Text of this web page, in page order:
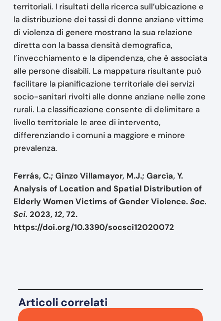
territoriali. I risultati della ricerca sull’ubicazione e
la distribuzione dei tassi di donne anziane vittime
di violenza di genere mostrano la sua relazione
diretta con la bassa densità demografica,
l’invecchiamento e la dipendenza, che è associata
alle persone disabili. La mappatura risultante può
facilitare la pianificazione territoriale dei servizi
socio-sanitari rivolti alle donne anziane nelle zone
rurali. La classificazione consente di delimitare a
livello territoriale le aree di intervento,
differenziando i comuni a maggiore e minore
prevalenza.
Ferrás, C.; Ginzo Villamayor, M.J.; García, Y.
Analysis of Location and Spatial Distribution of
Elderly Women Victims of Gender Violence.Soc.
Sci. 2023, 12, 72.
https://doi.org/10.3390/socsci12020072
Articoli correlati